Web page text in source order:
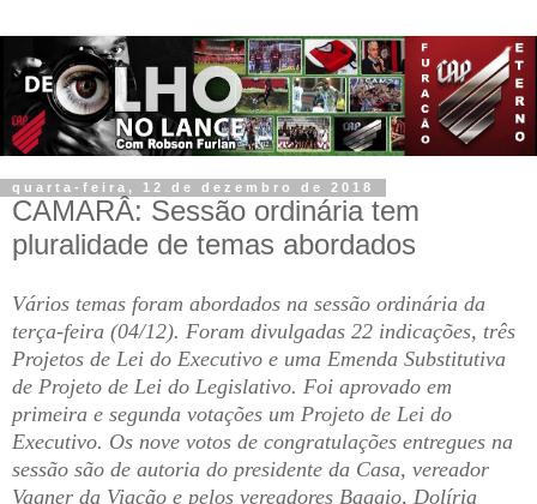
quarta-feira, 12 de dezembro de 2018
CAMARÂ: Sessão ordinária tem
pluralidade de temas abordados
Vários temas foram abordados na sessão ordinária da
terça-feira (04/12). Foram divulgadas 22 indicações, três
Projetos de Lei do Executivo e uma Emenda Substitutiva
de Projeto de Lei do Legislativo. Foi aprovado em
primeira e segunda votações um Projeto de Lei do
Executivo. Os nove votos de congratulações entregues na
sessão são de autoria do presidente da Casa, vereador
Vagner da Viação e pelos vereadores Baggio, Dolíria